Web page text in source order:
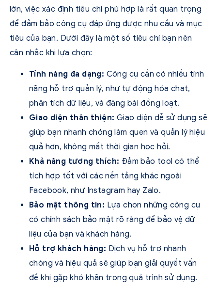
lớn, việc xác định tiêu chí phù hợp là rất quan trọng
để đảm bảo công cụ đáp ứng được nhu cầu và mục
tiêu của bạn. Dưới đây là một số tiêu chí bạn nên
cân nhắc khi lựa chọn:
Tính năng đa dạng: Công cụ cần có nhiều tính
năng hỗ trợ quản lý, như tự động hóa chat,
phân tích dữ liệu, và đăng bài đồng loạt.
Giao diện thân thiện: Giao diện dễ sử dụng sẽ
giúp bạn nhanh chóng làm quen và quản lý hiệu
quả hơn, không mất thời gian học hỏi.
Khả năng tương thích: Đảm bảo tool có thể
tích hợp tốt với các nền tảng khác ngoài
Facebook, như Instagram hay Zalo.
Bảo mật thông tin: Lựa chọn những công cụ
có chính sách bảo mật rõ ràng để bảo vệ dữ
liệu của bạn và khách hàng.
Hỗ trợ khách hàng: Dịch vụ hỗ trợ nhanh
chóng và hiệu quả sẽ giúp bạn giải quyết vấn
đề khi gặp khó khăn trong quá trình sử dụng.